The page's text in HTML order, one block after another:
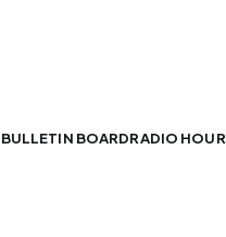
BULLETIN BOARDRADIO HOUR